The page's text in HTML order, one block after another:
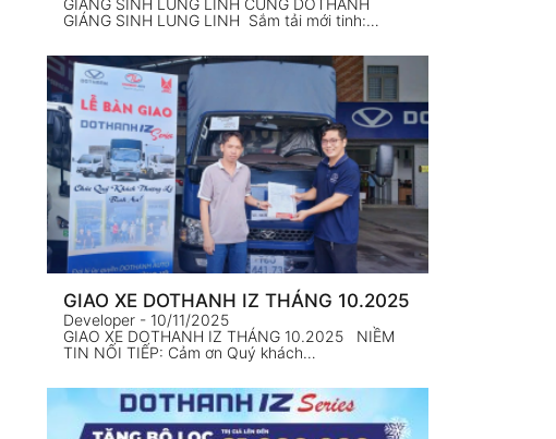
GIÁNG SINH LUNG LINH Sắm tải mới tinh:…
GIAO XE DOTHANH IZ THÁNG 10.2025
Developer - 10/11/2025
GIAO XE DOTHANH IZ THÁNG 10.2025 NIỀM
TIN NỐI TIẾP: Cảm ơn Quý khách…